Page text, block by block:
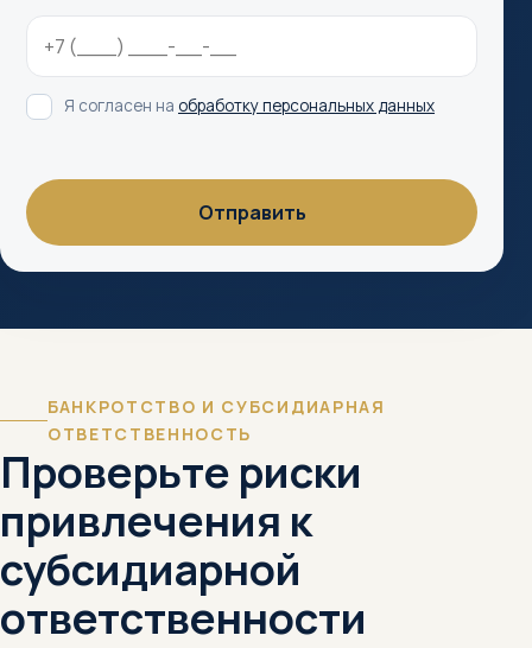
Я согласен на обработку персональных данных
БАНКРОТСТВО И СУБСИДИАРНАЯ
ОТВЕТСТВЕННОСТЬ
Проверьте риски
привлечения к
субсидиарной
ответственности